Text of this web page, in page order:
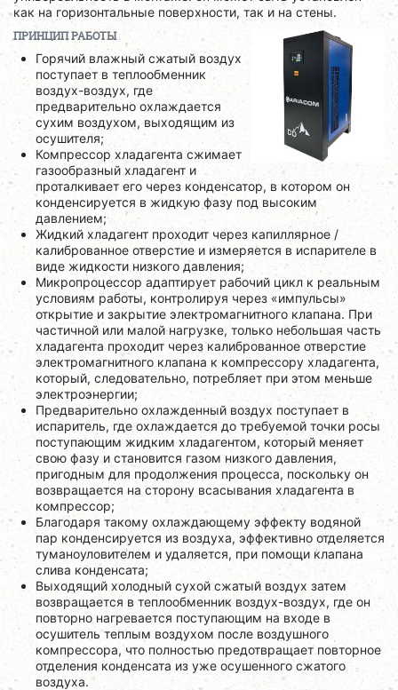
как на горизонтальные поверхности, так и на стены.
ПРИНЦИП РАБОТЫ
Горячий влажный сжатый воздух
поступает в теплообменник
воздух-воздух, где
предварительно охлаждается
сухим воздухом, выходящим из
осушителя;
Компрессор хладагента сжимает
газообразный хладагент и
проталкивает его через конденсатор, в котором он
конденсируется в жидкую фазу под высоким
давлением;
Жидкий хладагент проходит через капиллярное /
калиброванное отверстие и измеряется в испарителе в
виде жидкости низкого давления;
Микропроцессор адаптирует рабочий цикл к реальным
условиям работы, контролируя через «импульсы»
открытие и закрытие электромагнитного клапана. При
частичной или малой нагрузке, только небольшая часть
хладагента проходит через калиброванное отверстие
электромагнитного клапана к компрессору хладагента,
который, следовательно, потребляет при этом меньше
электроэнергии;
Предварительно охлажденный воздух поступает в
испаритель, где охлаждается до требуемой точки росы
поступающим жидким хладагентом, который меняет
свою фазу и становится газом низкого давления,
пригодным для продолжения процесса, поскольку он
возвращается на сторону всасывания хладагента в
компрессор;
Благодаря такому охлаждающему эффекту водяной
пар конденсируется из воздуха, эффективно отделяется
туманоуловителем и удаляется, при помощи клапана
слива конденсата;
Выходящий холодный сухой сжатый воздух затем
возвращается в теплообменник воздух-воздух, где он
повторно нагревается поступающим на входе в
осушитель теплым воздухом после воздушного
компрессора, что полностью предотвращает повторное
отделения конденсата из уже осушенного сжатого
воздуха.